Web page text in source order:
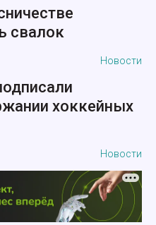
свалок
Новости
хоккейных
Новости